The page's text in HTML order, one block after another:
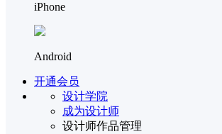
iPhone
Android
开通会员
设计学院
成为设计师
设计师作品管理